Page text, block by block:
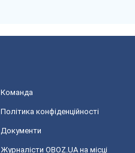
Команда
Політика конфіденційності
Документи
Журналісти OBOZ.UA на місці